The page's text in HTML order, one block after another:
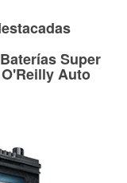
Super
Auto